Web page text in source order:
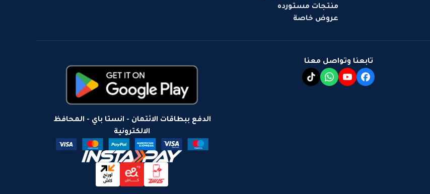
منتجات مستورده
عروض خاصة
تابعنا وتواصل معنا
الدفع ببطاقات الائتمان - انستا باي - المحافظ
الالكترونية